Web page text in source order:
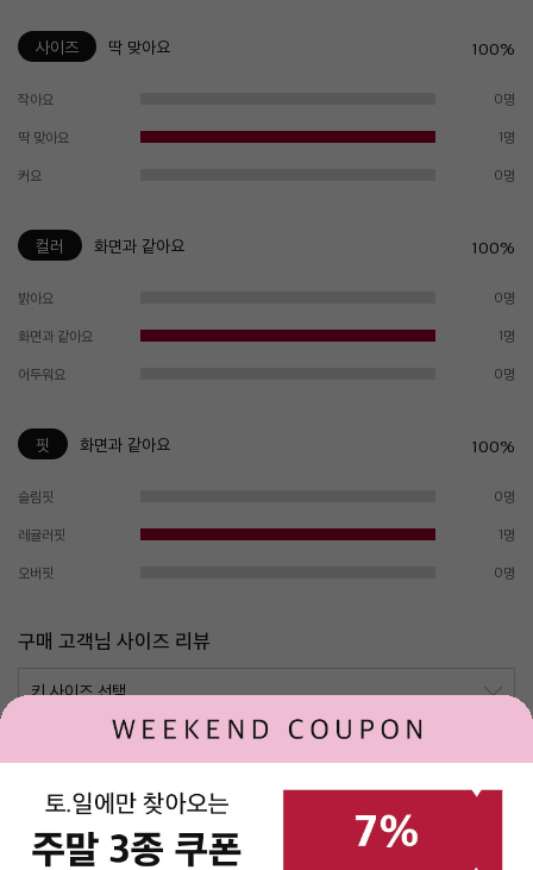
사이즈 딱 맞아요 100%
작아요 0명
딱 맞아요 1명
커요 0명
컬러 화면과 같아요 100%
밝아요 0명
화면과 같아요 1명
어두워요 0명
핏 화면과 같아요 100%
슬림핏 0명
레귤러핏 1명
오버핏 0명
구매 고객님 사이즈 리뷰
키 몸무게 체형 구매사이즈 평가
161 65